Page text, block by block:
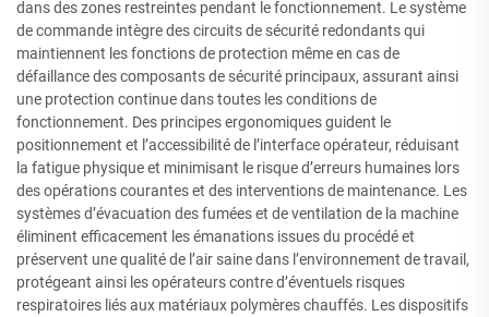
dans des zones restreintes pendant le fonctionnement. Le système
de commande intègre des circuits de sécurité redondants qui
maintiennent les fonctions de protection même en cas de
défaillance des composants de sécurité principaux, assurant ainsi
une protection continue dans toutes les conditions de
fonctionnement. Des principes ergonomiques guident le
positionnement et l’accessibilité de l’interface opérateur, réduisant
la fatigue physique et minimisant le risque d’erreurs humaines lors
des opérations courantes et des interventions de maintenance. Les
systèmes d’évacuation des fumées et de ventilation de la machine
éliminent efficacement les émanations issues du procédé et
préservent une qualité de l’air saine dans l’environnement de travail,
protégeant ainsi les opérateurs contre d’éventuels risques
respiratoires liés aux matériaux polymères chauffés. Les dispositifs